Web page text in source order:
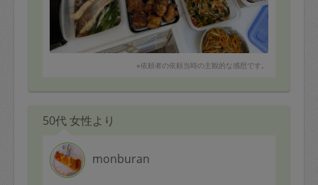
※依頼者の依頼当時の主観的な感想です。
50代 女性より
monburan